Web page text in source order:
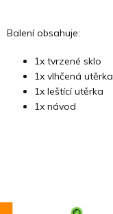
Balení obsahuje:
1x tvrzené sklo
1x vlhčená utěrka
1x leštící utěrka
1x návod